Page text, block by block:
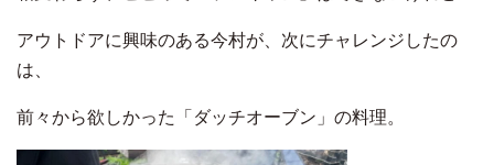
アウトドアに興味のある今村が、次にチャレンジしたの
は、
前々から欲しかった「ダッチオーブン」の料理。